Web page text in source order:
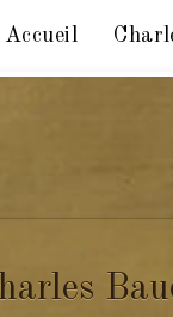
Accueil
aan (onbekend).